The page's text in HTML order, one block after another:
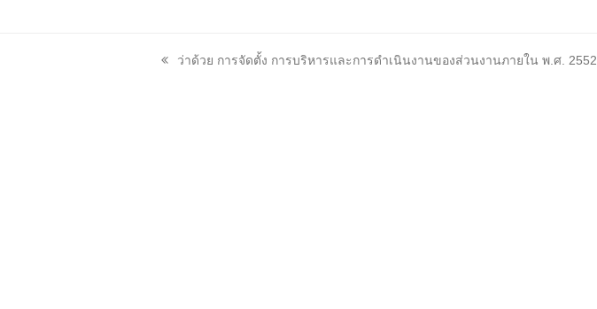
previous
ว่าด้วย การจัดตั้ง การบริหารและการดำเนินงานของส่วนงานภายใน พ.ศ. 2552